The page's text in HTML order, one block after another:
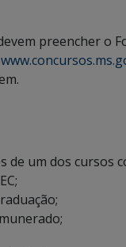
preencher o
um dos cursos